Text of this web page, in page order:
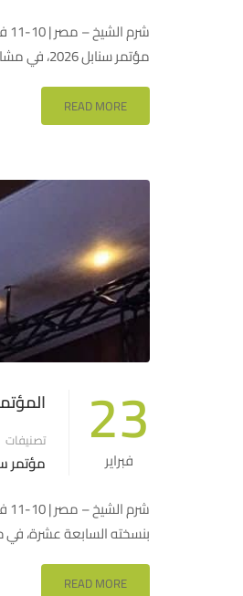
مؤتمر سنابل 2026، في مشاركة عكست دورها المتقدم في قطاع التمويل الأصغر . وضمن جلسات المعرض المصاحب للمؤتمر …
READ MORE
23
فبراير
تصنيفات
مؤتمر
بنسخته السابعة عشرة،
READ MORE